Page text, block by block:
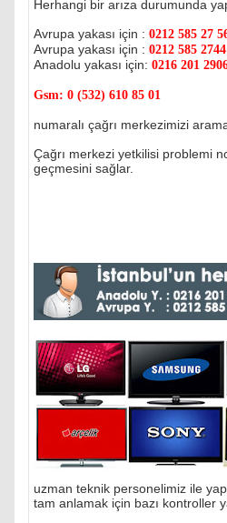
Herhangi bir arıza durumunda
Avrupa yakası için : 0212 585 27
Avrupa yakası için : 0212 585 2744
Anadolu yakası için: 0216 201
Gsm: 0 (532) 610 85 01
numaralı çağrı merkezimizi
Çağrı merkezi yetkilisi problemi
geçmesini sağlar.
uzman teknik personelimiz ile
tam anlamak için bazı kontroller